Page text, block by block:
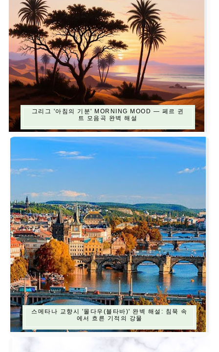
그리그 '아침의 기분' MORNING MOOD — 페르 귄
트 모음곡 완벽 해설
스메타나 교향시 '몰다우(블타바)' 완벽 해설: 침묵 속
에서 흐른 기적의 강물